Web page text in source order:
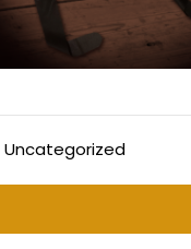
Uncategorized